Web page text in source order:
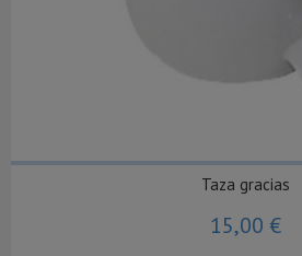
Taza gracias
15,00 €